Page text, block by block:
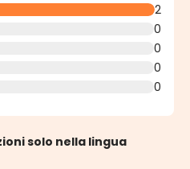
2
0
0
0
0
solo nella lingua